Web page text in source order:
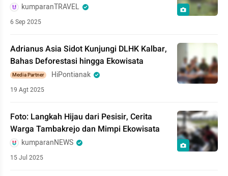
kumparanTRAVEL
6 Sep 2025
Adrianus Asia Sidot Kunjungi DLHK Kalbar,
Bahas Deforestasi hingga Ekowisata
Media Partner HiPontianak
19 Agt 2025
Foto: Langkah Hijau dari Pesisir, Cerita
Warga Tambakrejo dan Mimpi Ekowisata
kumparanNEWS
15 Jul 2025